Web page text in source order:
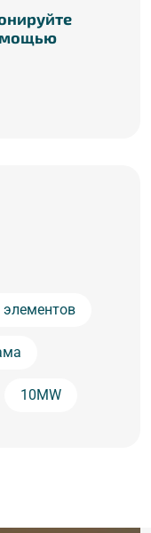
элементов
10MW